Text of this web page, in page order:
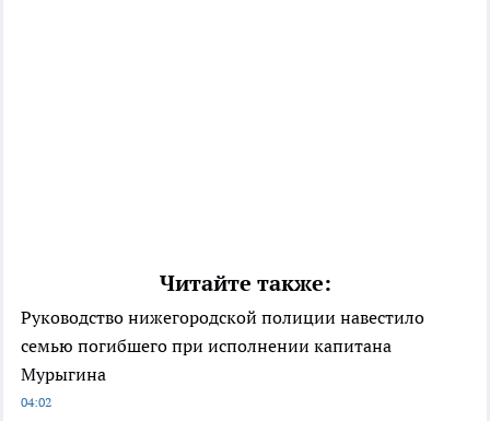
Читайте также:
Руководство нижегородской полиции навестило
семью погибшего при исполнении капитана
Мурыгина
04:02